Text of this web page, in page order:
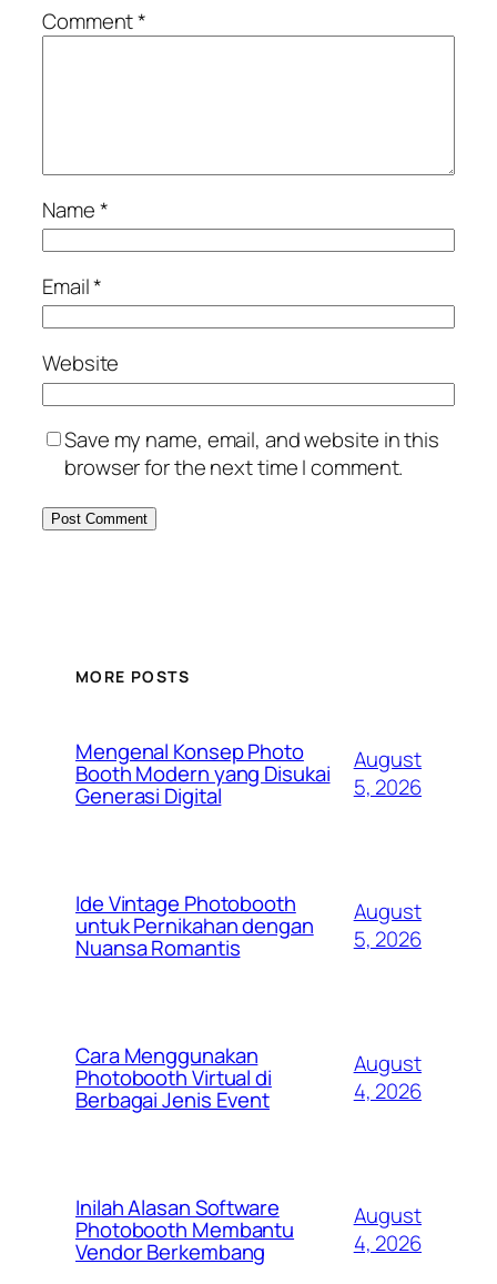
Comment*
Name*
Email*
Website
Save my name, email, and website in this
browser for the next time I comment.
MORE POSTS
Mengenal Konsep Photo
Booth Modern yang Disukai
Generasi Digital
August
5, 2026
Ide Vintage Photobooth
untuk Pernikahan dengan
Nuansa Romantis
August
5, 2026
Cara Menggunakan
Photobooth Virtual di
Berbagai Jenis Event
August
4, 2026
Inilah Alasan Software
Photobooth Membantu
Vendor Berkembang
August
4, 2026